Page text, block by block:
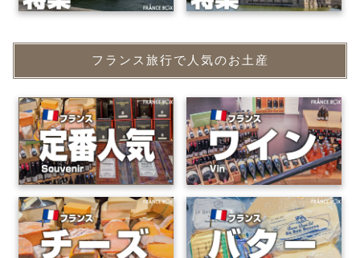
フランス旅行で人気のお土産